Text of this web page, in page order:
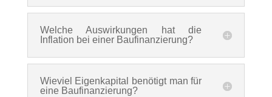
Welche Auswirkungen hat die
Inflation bei einer Baufinanzierung?
Wieviel Eigenkapital benötigt man für
eine Baufinanzierung?